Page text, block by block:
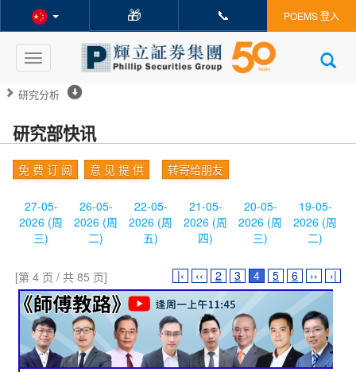
🎁 📞 POEMS 登入
Toggle
navigation
研究分析
研究部快讯
免 费 订 阅 意 见 提 供 转寄给朋友
27-05-
2026 (周
三)
26-05-
2026 (周
二)
22-05-
2026 (周
五)
21-05-
2026 (周
四)
20-05-
2026 (周
三)
19-05-
2026 (周
二)
[第 4 页 / 共 85 页] |‹ ‹‹ 2 3 4 5 6 ›› ›|